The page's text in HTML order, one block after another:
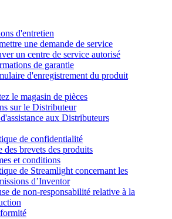
d'entretien
une demande de service
un centre de service autorisé
de garantie
d'enregistrement du produit
le magasin de pièces
sur le Distributeur
aux Distributeurs
de confidentialité
des brevets des produits
et conditions
de Streamlight concernant les
d’Inventor
de non-responsabilité relative à la